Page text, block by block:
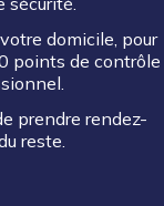
domicile, pour
points de contrôle
prendre rendez-
reste.